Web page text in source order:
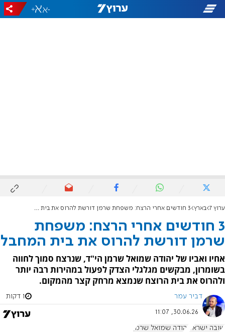
-
+
ערוץ 7 בארץ 3 חודשים אחרי הרצח: משפחת שרמן דורשת להרוס את בית המחבל
3 חודשים אחרי הרצח: משפחת
שרמן דורשת להרוס את בית המחבל
אחיו ואביו של יהודה שמואל שרמן הי"ד, שנרצח סמוך לחווה
בשומרון, מבקשים מגלגלי הצדק לפעול במהירות רבה יותר
ולהרוס את בית הרוצח שנמצא מרחק קצר מהמקום.
דביר עמר 1 דקות
30.06.26, 11:07
שובה ישראל יהודה שמואל שרמן